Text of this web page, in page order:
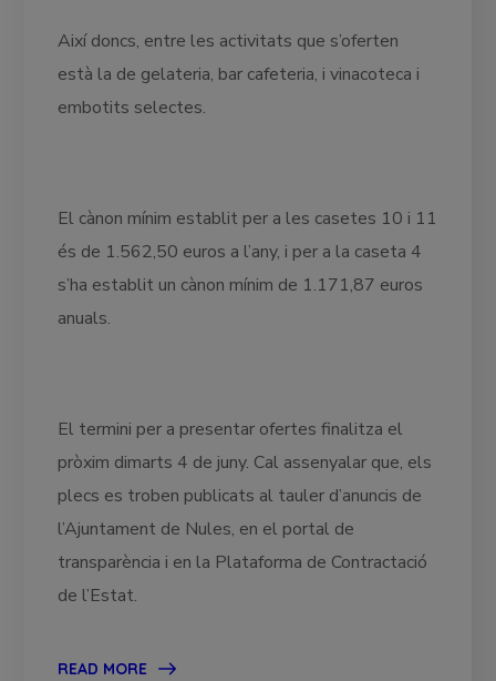
Així doncs, entre les activitats que s’oferten
està la de gelateria, bar cafeteria, i vinacoteca i
embotits selectes.
El cànon mínim establit per a les casetes 10 i 11
és de 1.562,50 euros a l’any, i per a la caseta 4
s’ha establit un cànon mínim de 1.171,87 euros
anuals.
El termini per a presentar ofertes finalitza el
pròxim dimarts 4 de juny. Cal assenyalar que, els
plecs es troben publicats al tauler d’anuncis de
l’Ajuntament de Nules, en el portal de
transparència i en la Plataforma de Contractació
de l’Estat.
READ MORE